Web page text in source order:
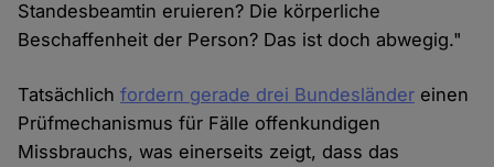
Standesbeamtin eruieren? Die körperliche
Beschaffenheit der Person? Das ist doch abwegig."
Tatsächlichfordern gerade drei Bundesländer einen
Prüfmechanismus für Fälle offenkundigen
Missbrauchs, was einerseits zeigt, dass das